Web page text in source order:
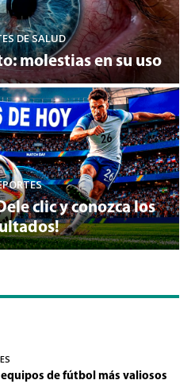
DE SALUD
molestias en su uso
clic y conozca los
equipos de fútbol más valiosos